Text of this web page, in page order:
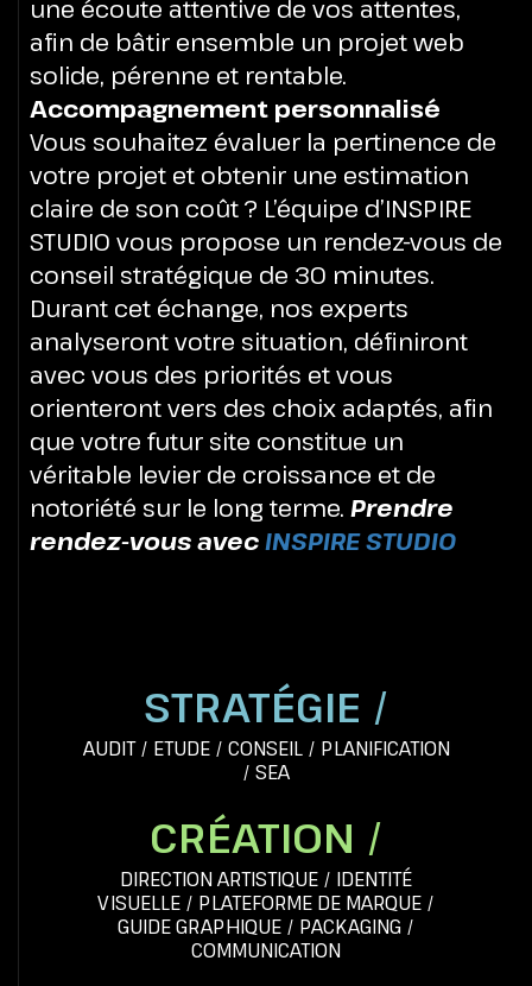
une écoute attentive de vos attentes,
afin de bâtir ensemble un projet web
solide, pérenne et rentable.
Accompagnement personnalisé
Vous souhaitez évaluer la pertinence de
votre projet et obtenir une estimation
claire de son coût ? L’équipe d’INSPIRE
STUDIO vous propose un rendez-vous de
conseil stratégique de 30 minutes.
Durant cet échange, nos experts
analyseront votre situation, définiront
avec vous des priorités et vous
orienteront vers des choix adaptés, afin
que votre futur site constitue un
véritable levier de croissance et de
notoriété sur le long terme. Prendre
rendez-vous avecINSPIRE STUDIO
STRATÉGIE /
AUDIT/ ETUDE/ CONSEIL/ PLANIFICATION
/ SEA
DIRECTION ARTISTIQUE / IDENTITÉ
VISUELLE / PLATEFORME DE MARQUE /
GUIDE GRAPHIQUE / PACKAGING /
COMMUNICATION
CRÉATION /